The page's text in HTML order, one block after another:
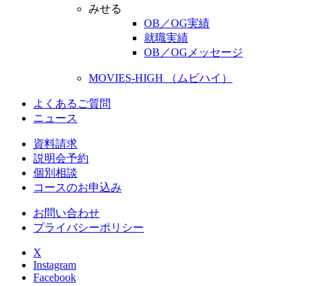
みせる
OB／OG実績
就職実績
OB／OGメッセージ
MOVIES-HIGH （ムビハイ）
よくあるご質問
ニュース
資料請求
説明会予約
個別相談
コースのお申込み
お問い合わせ
プライバシーポリシー
X
Instagram
Facebook